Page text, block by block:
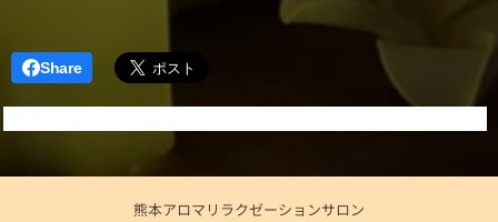
Share
熊本アロマリラクゼーションサロン